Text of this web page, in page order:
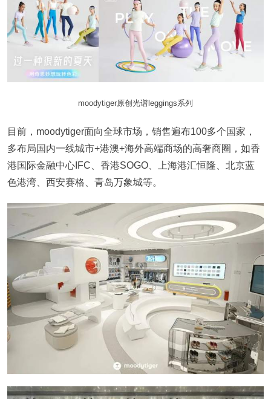
moodytiger原创光谱leggings系列
目前，moodytiger面向全球市场，销售遍布100多个国家，
多布局国内一线城市+港澳+海外高端商场的高奢商圈，如香
港国际金融中心IFC、香港SOGO、上海港汇恒隆、北京蓝
色港湾、西安赛格、青岛万象城等。